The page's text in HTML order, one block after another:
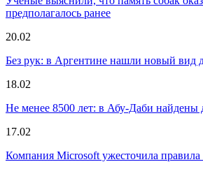
предполагалось ранее
20.02
Без рук: в Аргентине нашли новый вид
18.02
Не менее 8500 лет: в Абу-Даби найдены
17.02
Компания Microsoft ужесточила правила